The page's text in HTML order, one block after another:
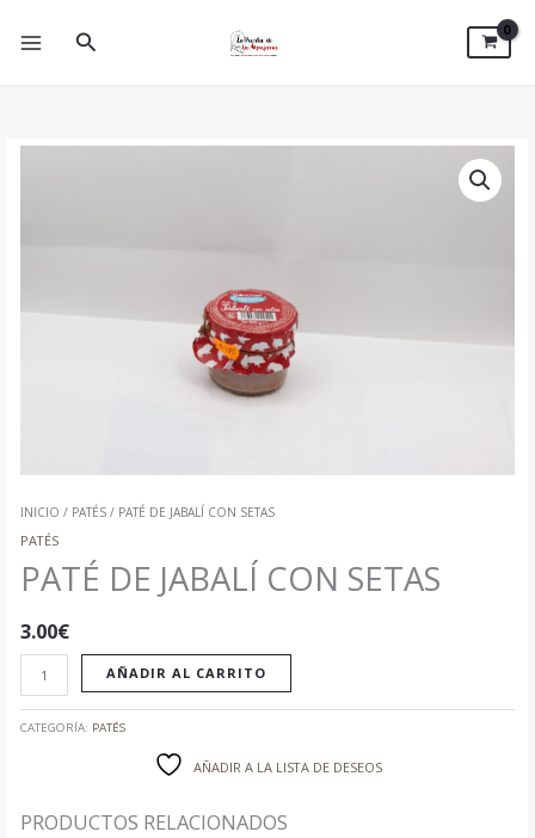
BUSCAR
INICIO / PATÉS/ PATÉ DE JABALÍ CON SETAS
PATÉS
PATÉ DE JABALÍ CON SETAS
3.00€
AÑADIR AL CARRITO
CATEGORÍA: PATÉS
AÑADIR A LA LISTA DE DESEOS
PRODUCTOS RELACIONADOS